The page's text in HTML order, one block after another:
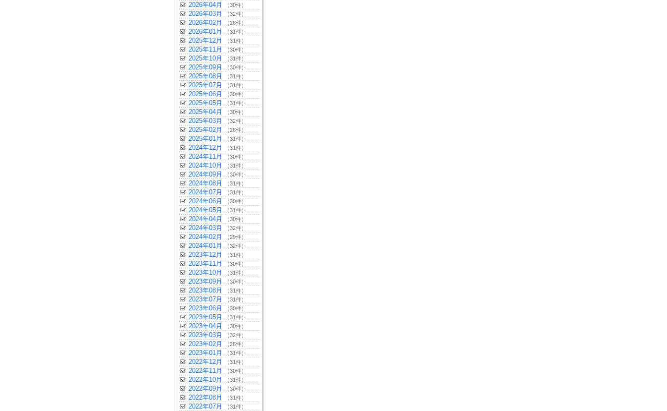
2026年04月 （30件）
2026年03月 （32件）
2026年02月 （28件）
2026年01月 （31件）
2025年12月 （31件）
2025年11月 （30件）
2025年10月 （31件）
2025年09月 （30件）
2025年08月 （31件）
2025年07月 （31件）
2025年06月 （30件）
2025年05月 （31件）
2025年04月 （30件）
2025年03月 （32件）
2025年02月 （28件）
2025年01月 （31件）
2024年12月 （31件）
2024年11月 （30件）
2024年10月 （31件）
2024年09月 （30件）
2024年08月 （31件）
2024年07月 （31件）
2024年06月 （30件）
2024年05月 （31件）
2024年04月 （30件）
2024年03月 （32件）
2024年02月 （29件）
2024年01月 （32件）
2023年12月 （31件）
2023年11月 （30件）
2023年10月 （31件）
2023年09月 （30件）
2023年08月 （31件）
2023年07月 （31件）
2023年06月 （30件）
2023年05月 （31件）
2023年04月 （30件）
2023年03月 （32件）
2023年02月 （28件）
2023年01月 （31件）
2022年12月 （31件）
2022年11月 （30件）
2022年10月 （31件）
2022年09月 （30件）
2022年08月 （31件）
2022年07月 （31件）